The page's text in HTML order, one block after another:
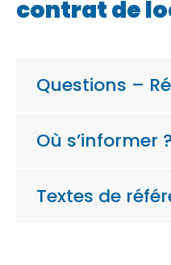
contrat de
Questions –
Où s’informer ?
Textes de